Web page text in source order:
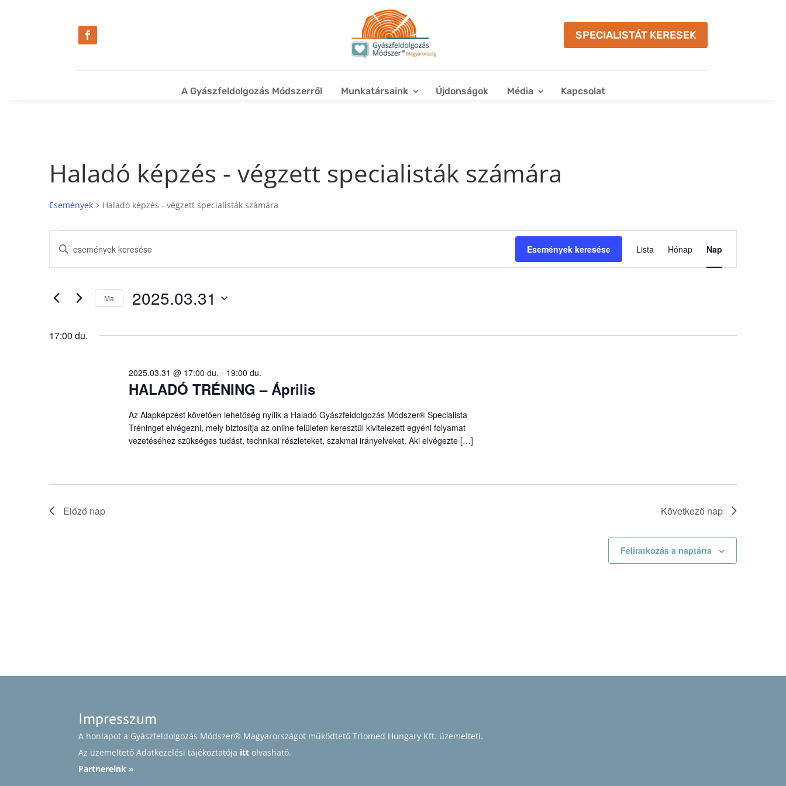
SPECIALISTÁT KERESEK
A Gyászfeldolgozás Módszerről Munkatársaink Újdonságok Média Kapcsolat
Haladó képzés - végzett specialisták számára
Események Haladó képzés - végzett specialisták számára
Események
for
2025.03.31
Események
keresése
és
nézet
választás
Írja
keresőszót.
Keresse
a
Események keresése
Esemény
nézet
navigáció
Lista Hónap Nap
Ma 2025.03.31
17:00 du.
HALADÓ TRÉNING – Április
2025.03.31 @ 17:00 du. - 19:00 du.
Az Alapképzést követően lehetőség nyílik a Haladó Gyászfeldolgozás Módszer® Specialista
Tréninget elvégezni, mely biztosítja az online felületen keresztül kivitelezett egyéni folyamat
vezetéséhez szükséges tudást, technikai részleteket, szakmai irányelveket. Aki elvégezte […]
Előző nap Következő nap
Feliratkozás a naptárra
Impresszum
A honlapot a Gyászfeldolgozás Módszer® Magyarországot működtető Triomed Hungary Kft. üzemelteti.
Az üzemeltető Adatkezelési tájékoztatója itt olvasható.
Partnereink »